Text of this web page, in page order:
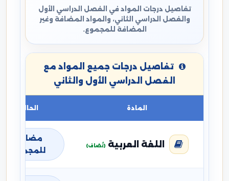
تفاصيل درجات المواد في الفصل الدراسي الأول
والفصل الدراسي الثاني، والمواد المضافة وغير
المضافة للمجموع.
تفاصيل درجات جميع المواد مع
الفصل الدراسي الأول والثاني
المادة الحالة
اللغة العربية (تُضاف)
مضافة
للمجموع